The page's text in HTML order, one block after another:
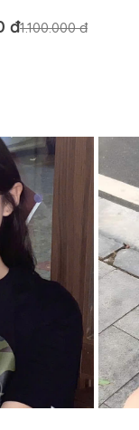
AUTHENTIC
đ1.100.000 đ